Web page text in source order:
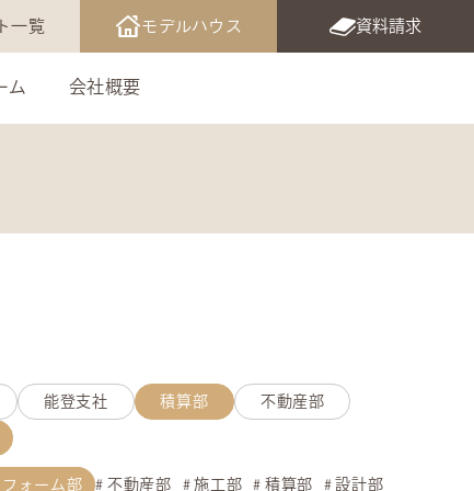
一覧 モデルハウス 資料請求
ム 会社概要
能登支社 積算部 不動産部
フォーム部 不動産部 施工部 積算部 設計部